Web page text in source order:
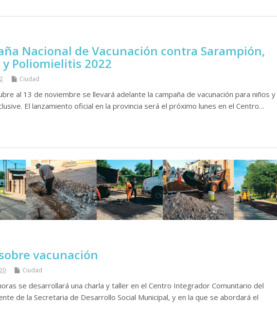
Nacional de Vacunación contra Sarampión,
y Poliomielitis 2022
Ciudad
al 13 de noviembre se llevará adelante la campaña de vacunación para niños y
El lanzamiento oficial en la provincia será el próximo lunes en el Centro…
vacunación
Ciudad
se desarrollará una charla y taller en el Centro Integrador Comunitario del
de la Secretaria de Desarrollo Social Municipal, y en la que se abordará el